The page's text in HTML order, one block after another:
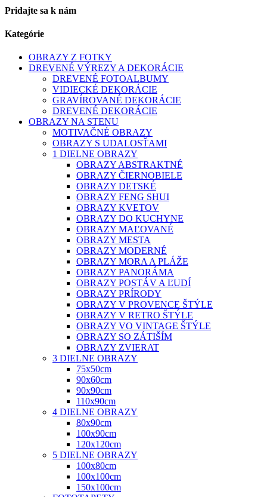
Pridajte sa k nám
Kategórie
OBRAZY Z FOTKY
DREVENÉ VÝREZY A DEKORÁCIE
DREVENÉ FOTOALBUMY
VIDIECKÉ DEKORÁCIE
GRAVÍROVANÉ DEKORÁCIE
DREVENÉ DEKORÁCIE
OBRAZY NA STENU
MOTIVAČNÉ OBRAZY
OBRAZY S UDALOSŤAMI
1 DIELNE OBRAZY
OBRAZY ABSTRAKTNÉ
OBRAZY ČIERNOBIELE
OBRAZY DETSKÉ
OBRAZY FENG SHUI
OBRAZY KVETOV
OBRAZY DO KUCHYNE
OBRAZY MAĽOVANÉ
OBRAZY MESTA
OBRAZY MODERNÉ
OBRAZY MORA A PLÁŽE
OBRAZY PANORÁMA
OBRAZY POSTÁV A ĽUDÍ
OBRAZY PRÍRODY
OBRAZY V PROVENCE ŠTÝLE
OBRAZY V RETRO ŠTÝLE
OBRAZY VO VINTAGE ŠTÝLE
OBRAZY SO ZÁTIŠÍM
OBRAZY ZVIERAT
3 DIELNE OBRAZY
75x50cm
90x60cm
90x90cm
110x90cm
4 DIELNE OBRAZY
80x90cm
100x90cm
120x120cm
5 DIELNE OBRAZY
100x80cm
100x100cm
150x100cm